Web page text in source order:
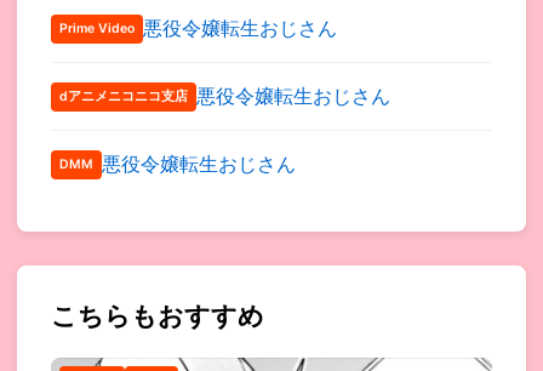
Prime Video 悪役令嬢転生おじさん
dアニメニコニコ支店 悪役令嬢転生おじさん
DMM 悪役令嬢転生おじさん
こちらもおすすめ